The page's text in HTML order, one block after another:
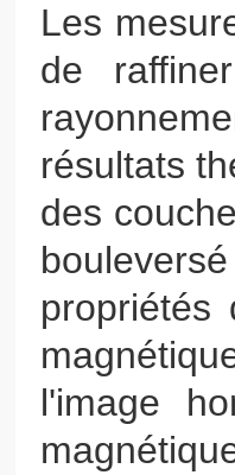
Les
de
résultats
des
l'image